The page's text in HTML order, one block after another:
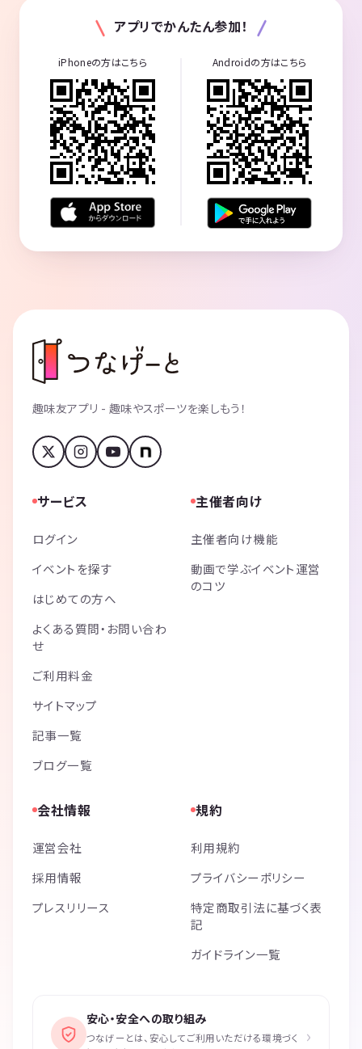
アプリでかんたん参加！
iPhoneの方はこちら Androidの方はこちら
趣味友アプリ - 趣味やスポーツを楽しもう！
サービス
ログイン
イベントを探す
はじめての方へ
よくある質問・お問い合わ
せ
ご利用料金
サイトマップ
記事一覧
ブログ一覧
主催者向け
主催者向け機能
動画で学ぶイベント運営
のコツ
会社情報
運営会社
採用情報
プレスリリース
規約
利用規約
プライバシーポリシー
特定商取引法に基づく表
記
ガイドライン一覧
安心・安全への取り組み
つなげーとは、安心してご利用いただける環境づく
›